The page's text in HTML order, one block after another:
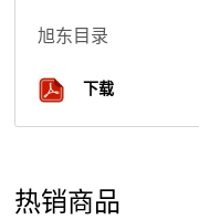
旭东目录
下载
热销商品